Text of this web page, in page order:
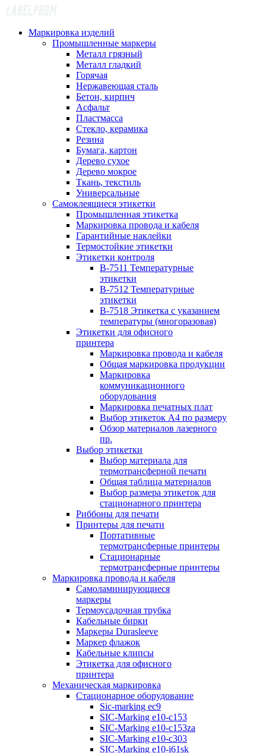
Маркировка изделий
Промышленные маркеры
Металл грязный
Металл гладкий
Горячая
Нержавеющая сталь
Бетон, кирпич
Асфальт
Пластмасса
Стекло, керамика
Резина
Бумага, картон
Дерево сухое
Дерево мокрое
Ткань, текстиль
Универсальные
Самоклеящиеся этикетки
Промышленная этикетка
Маркировка провода и кабеля
Гарантийные наклейки
Термостойкие этикетки
Этикетки контроля
B-7511 Температурные
этикетки
B-7512 Температурные
этикетки
B-7518 Этикетка с указанием
температуры (многоразовая)
Этикетки для офисного
принтера
Маркировка провода и кабеля
Общая маркировка продукции
Маркировка
коммуникационного
оборудования
Маркировка печатных плат
Выбор этикеток А4 по размеру
Обзор материалов лазерного
пр.
Выбор этикетки
Выбор материала для
термотрансферной печати
Общая таблица материалов
Выбор размера этикеток для
стационарного принтера
Риббоны для печати
Принтеры для печати
Портативные
термотрансферные принтеры
Стационарные
термотрансферные принтеры
Маркировка провода и кабеля
Самоламинирующиеся
маркеры
Термоусадочная трубка
Кабельные бирки
Маркеры Durasleeve
Маркер флажок
Кабельные клипсы
Этикетка для офисного
принтера
Механическая маркировка
Стационарное оборудование
Sic-marking ec9
SIC-Marking e10-c153
SIC-Marking e10-c153za
SIC-Marking e10-c303
SIC-Marking e10-i61sk